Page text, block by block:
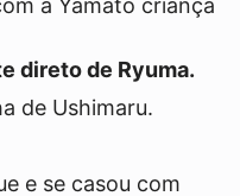
a Yamato criança
direto de Ryuma.
de Ushimaru.
e se casou com